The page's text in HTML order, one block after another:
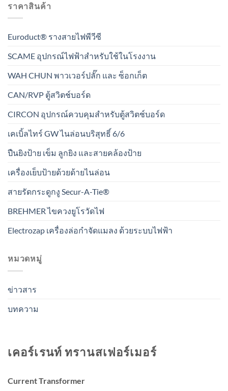
เคอร์เรนท์ ทรานสเฟอร์เมอร์
Current Transformer
ราคาสินค้า
Euroduct® รางสายไฟพีวีซี
SCAME อุปกรณ์ไฟฟ้าสำหรับใช้ในโรงงาน
WAH CHUN พาวเวอร์ปลั๊ก และ ซ็อกเก็ต
CAN/RVP ตู้สวิตช์บอร์ด
CIRCON อุปกรณ์ควบคุมสำหรับตู้สวิตช์บอร์ด
เคเบิ้ลไทร์ GW ไนล่อนบริสุทธิ์ 6/6
ปืนยิงป้าย เข็ม ลูกยิง และสายคล้องป้าย
เครื่องเย็บป้ายด้วยด้ายไนล่อน
สายรัดกระดูกงู Secur-A-Tie®
BREHMER ไขควงยูโรวัดไฟ
Electrozap เครื่องล่อกำจัดแมลง ด้วยระบบไฟฟ้า
หมวดหมู่
ข่าวสาร
บทความ